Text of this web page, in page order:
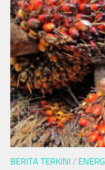
BERITA TERKINI /